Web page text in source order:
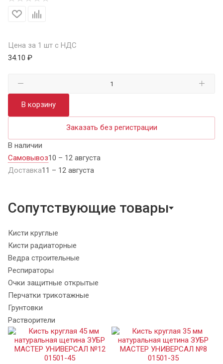
Цена за 1 шт с НДС
34.10 ₽
В корзину
Заказать без регистрации
В наличии
Самовывоз10 – 12 августа
Доставка11 – 12 августа
Сопутствующие товары
Кисти круглые
Кисти радиаторные
Ведра строительные
Респираторы
Очки защитные открытые
Перчатки трикотажные
Грунтовки
Растворители